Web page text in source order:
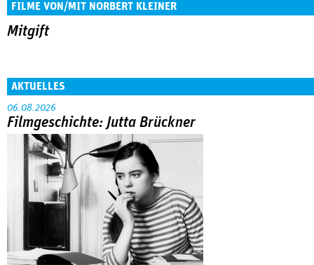
FILME VON/MIT NORBERT KLEINER
Mitgift
AKTUELLES
06.08.2026
Filmgeschichte: Jutta Brückner